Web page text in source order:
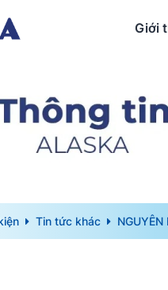
Giới
Tin tức khác